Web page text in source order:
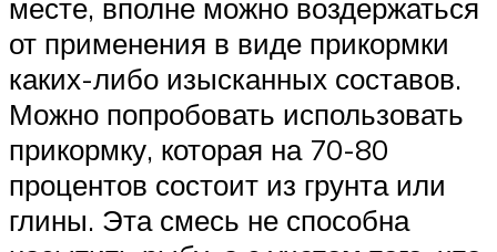
месте, вполне можно воздержаться
от применения в виде прикормки
каких-либо изысканных составов.
Можно попробовать использовать
прикормку, которая на 70-80
процентов состоит из грунта или
глины. Эта смесь не способна